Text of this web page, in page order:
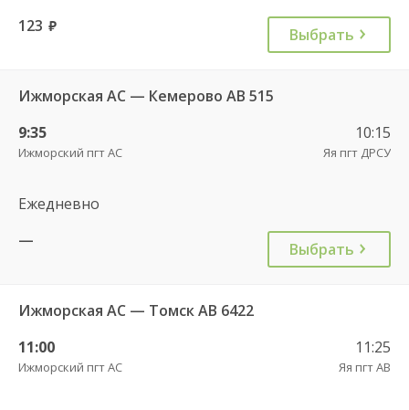
123 руб. Выбрать
Ижморская АС — Кемерово АВ 515
9:35
Ижморский пгт АС
10:15
Яя пгт ДРСУ
Ежедневно
—
Выбрать
Ижморская АС — Томск АВ 6422
11:00
Ижморский пгт АС
11:25
Яя пгт АВ